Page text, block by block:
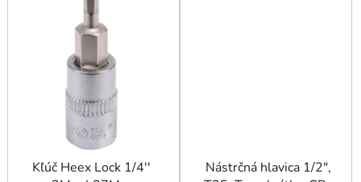
Kľúč Heex Lock 1/4''
Nástrčná hlavica 1/2",